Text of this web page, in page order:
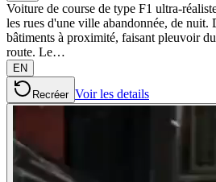
Voiture de course de type F1 ultra-
les rues d'une ville abandonnée, de nuit.
bâtiments à proximité, faisant pleuvoir
route. Le…
EN
Recréer Voir les details